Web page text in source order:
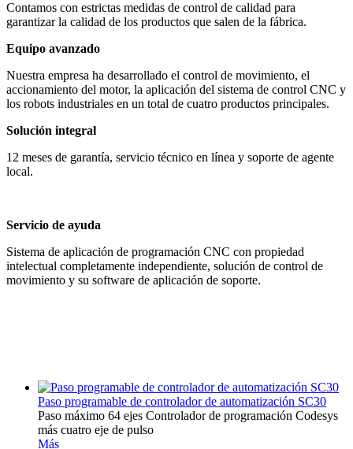
Contamos con estrictas medidas de control de calidad para
garantizar la calidad de los productos que salen de la fábrica.
Equipo avanzado
Nuestra empresa ha desarrollado el control de movimiento, el
accionamiento del motor, la aplicación del sistema de control CNC y
los robots industriales en un total de cuatro productos principales.
Solución integral
12 meses de garantía, servicio técnico en línea y soporte de agente
local.
Servicio de ayuda
Sistema de aplicación de programación CNC con propiedad
intelectual completamente independiente, solución de control de
movimiento y su software de aplicación de soporte.
Paso programable de controlador de automatización SC30
Paso máximo 64 ejes Controlador de programación Codesys
más cuatro eje de pulso
Más